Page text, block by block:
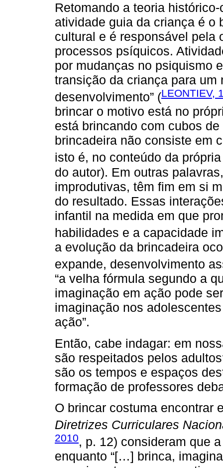
Retomando a teoria
atividade guia da criança é o
cultural e é responsável pela
processos psíquicos.
por mudanças no psiquismo
transição da criança para
desenvolvimento” (LEONTIEV,
brincar o motivo está no
está brincando com cubos
brincadeira não consiste em
isto é, no conteúdo da própria
do autor). Em outras
improdutivas, têm fim em si
do resultado. Essas
infantil na medida em que
habilidades e a capacidade
a evolução da brincadeira
expande, desenvolvimento
“a velha fórmula segundo a
imaginação em ação pode
imaginação nos
ação”.
Então, cabe indagar: em
são respeitados pelos
são os tempos e espaços
formação de professores
O brincar costuma encontrar
Diretrizes Curriculares
2010, p. 12) consideram que
enquanto “[…] brinca,